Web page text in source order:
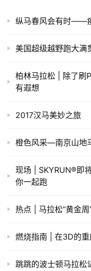
纵马春风会有时——
美国超级越野跑大满
柏林马拉松 | 除了刷
有遐想
2017汉马美妙之旅
橙色风采—南京山地
现场 | SKYRUN®即
你一起跑
热点 | 马拉松“黄金周
燃烧指南 | 在3D的
跳跳的波士顿马拉松